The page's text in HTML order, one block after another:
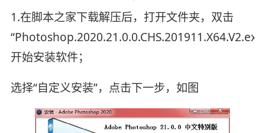
1.在脚本之家下载解压后，打开文件夹，双击
开始安装软件；
选择“自定义安装”，点击下一步，如图